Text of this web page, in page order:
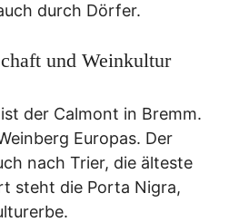
durch Dörfer.
und Weinkultur
der Calmont in Bremm.
Europas. Der
nach Trier, die älteste
steht die Porta Nigra,